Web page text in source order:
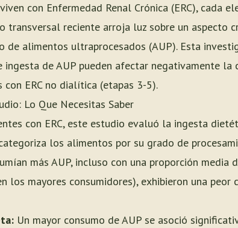
con Enfermedad Renal Crónica (ERC), cada
transversal reciente arroja luz sobre un aspecto
de alimentos ultraprocesados (AUP). Esta
ingesta de AUP pueden afectar negativamente
con ERC no dialítica (etapas 3-5).
Lo Que Necesitas Saber
con ERC, este estudio evaluó la ingesta
los alimentos por su grado de
más AUP, incluso con una proporción
los mayores consumidores), exhibieron una
Un mayor consumo de AUP se asoció